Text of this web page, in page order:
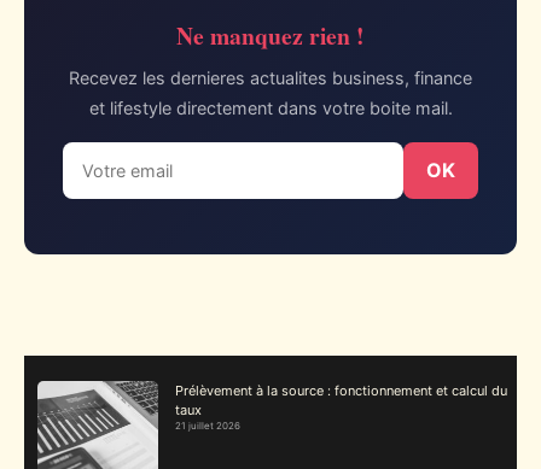
Ne manquez rien !
Recevez les dernieres actualites business, finance
et lifestyle directement dans votre boite mail.
OK
Prélèvement à la source : fonctionnement et calcul du
taux
21 juillet 2026